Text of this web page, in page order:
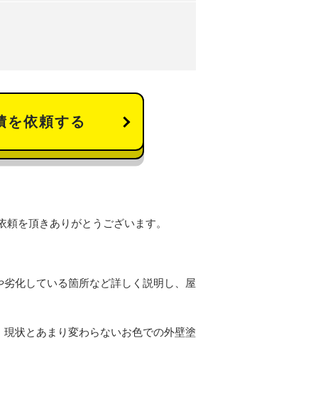
を依頼する
を頂きありがとうございます。
化している箇所など詳しく説明し、屋
状とあまり変わらないお色での外壁塗